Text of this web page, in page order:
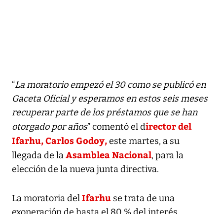
“La moratorio empezó el 30 como se publicó en
Gaceta Oficial y esperamos en estos seis meses
recuperar parte de los préstamos que se han
otorgado por años” comentó el director del
Ifarhu, Carlos Godoy,este martes, a su
llegada de laAsamblea Nacional, para la
elección de la nueva junta directiva.
La moratoria delIfarhu se trata de una
exoneración de hasta el 80 % del interés